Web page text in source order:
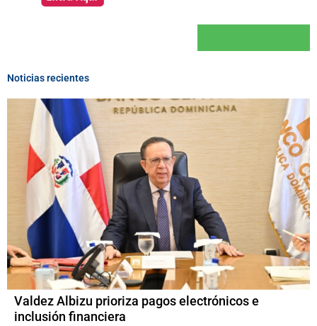
Noticias recientes
Valdez Albizu prioriza pagos electrónicos e
inclusión financiera